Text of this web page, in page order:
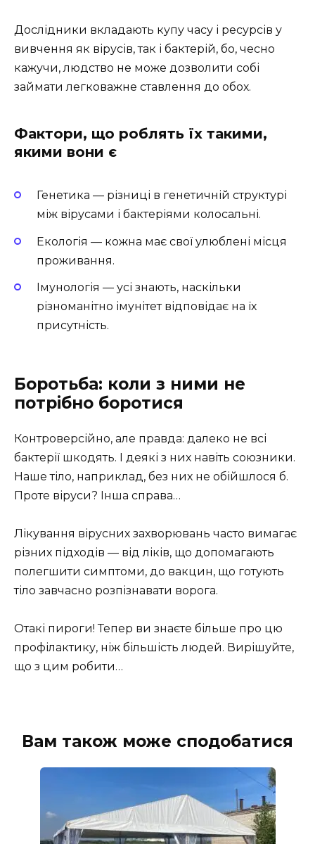
Дослідники вкладають купу часу і ресурсів у
вивчення як вірусів, так і бактерій, бо, чесно
кажучи, людство не може дозволити собі
займати легковажне ставлення до обох.
Фактори, що роблять їх такими,
якими вони є
Генетика — різниці в генетичній структурі
між вірусами і бактеріями колосальні.
Екологія — кожна має свої улюблені місця
проживання.
Імунологія — усі знають, наскільки
різноманітно імунітет відповідає на їх
присутність.
Боротьба: коли з ними не
потрібно боротися
Контроверсійно, але правда: далеко не всі
бактерії шкодять. І деякі з них навіть союзники.
Наше тіло, наприклад, без них не обійшлося б.
Проте віруси? Інша справа…
Лікування вірусних захворювань часто вимагає
різних підходів — від ліків, що допомагають
полегшити симптоми, до вакцин, що готують
тіло завчасно розпізнавати ворога.
Отакі пироги! Тепер ви знаєте більше про цю
профілактику, ніж більшість людей. Вирішуйте,
що з цим робити…
Вам також може сподобатися